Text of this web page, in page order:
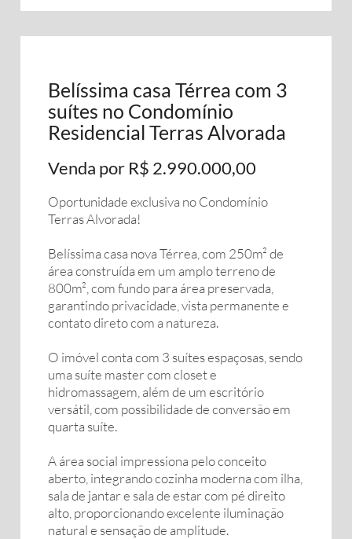
Belíssima casa Térrea com 3
suítes no Condomínio
Residencial Terras Alvorada
Venda por R$ 2.990.000,00
Oportunidade exclusiva no Condomínio
Terras Alvorada!
Belíssima casa nova Térrea, com 250m² de
área construída em um amplo terreno de
800m², com fundo para área preservada,
garantindo privacidade, vista permanente e
contato direto com a natureza.
O imóvel conta com 3 suítes espaçosas, sendo
uma suíte master com closet e
hidromassagem, além de um escritório
versátil, com possibilidade de conversão em
quarta suíte.
A área social impressiona pelo conceito
aberto, integrando cozinha moderna com ilha,
sala de jantar e sala de estar com pé direito
alto, proporcionando excelente iluminação
natural e sensação de amplitude.